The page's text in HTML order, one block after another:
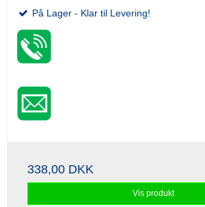
På Lager - Klar til Levering!
338,00 DKK
Vis produkt